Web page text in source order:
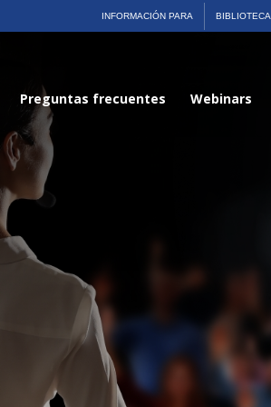
INFORMACIÓN PARA BIBLIOTECA
Preguntas frecuentes Webinars